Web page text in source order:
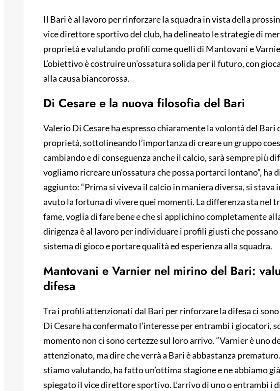
Il Bari è al lavoro per rinforzare la squadra in vista della
vice direttore sportivo del club, ha delineato le strategie di
proprietà e valutando profili come quelli di Mantovani e
L’obiettivo è costruire un’ossatura solida per il futuro, con
alla causa biancorossa.
Di Cesare e la nuova filosofia del Bari
Valerio Di Cesare ha espresso chiaramente la volontà del
proprietà, sottolineando l’importanza di creare un gruppo
cambiando e di conseguenza anche il calcio, sarà sempre più
vogliamo ricreare un’ossatura che possa portarci lontano”, ha
aggiunto: “Prima si viveva il calcio in maniera diversa, si stava
avuto la fortuna di vivere quei momenti. La differenza sta nel
fame, voglia di fare bene e che si applichino completamente
dirigenza è al lavoro per individuare i profili giusti che
sistema di gioco e portare qualità ed esperienza alla squadra.
Mantovani e Varnier nel mirino del Bari:
difesa
Tra i profili attenzionati dal Bari per rinforzare la difesa ci
Di Cesare ha confermato l’interesse per entrambi i giocatori,
momento non ci sono certezze sul loro arrivo. “Varnier è uno
attenzionato, ma dire che verrà a Bari è abbastanza
stiamo valutando, ha fatto un’ottima stagione e ne abbiamo
spiegato il vice direttore sportivo. L’arrivo di uno o entrambi i